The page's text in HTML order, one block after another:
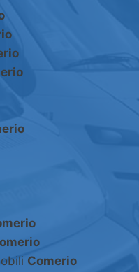
Comerio